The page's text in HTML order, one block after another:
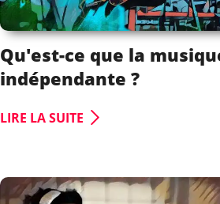
Qu'est-ce que la
indépendante ?
LIRE LA SUITE